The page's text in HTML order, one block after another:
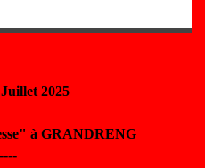
2025
à GRANDRENG